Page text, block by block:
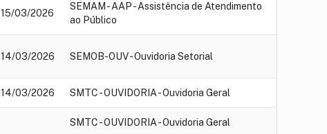
15/03/2026
SEMAM - AAP - Assistência de Atendimento
ao Público
14/03/2026 SEMOB-OUV - Ouvidoria Setorial
14/03/2026 SMTC - OUVIDORIA - Ouvidoria Geral
SMTC - OUVIDORIA - Ouvidoria Geral